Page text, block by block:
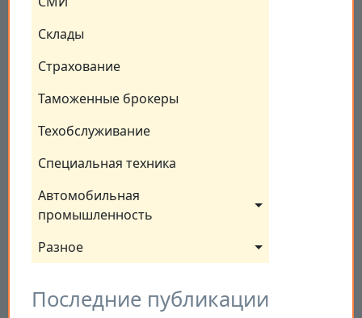
Склады
Страхование
Таможенные брокеры
Техобслуживание
Специальная техника
Автомобильная
промышленность
Разное
Последние публикации